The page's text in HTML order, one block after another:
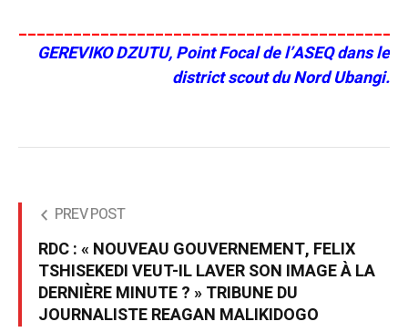
__________________________________________
GEREVIKO DZUTU,Point Focal de l’ASEQ dans le
district scout du Nord Ubangi.
PREV POST
RDC : « NOUVEAU GOUVERNEMENT, FELIX
TSHISEKEDI VEUT-IL LAVER SON IMAGE À LA
DERNIÈRE MINUTE ? » TRIBUNE DU
JOURNALISTE REAGAN MALIKIDOGO